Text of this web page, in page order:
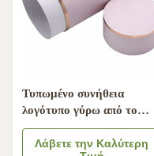
Τυπωμένο συνήθεια
λογότυπο γύρω από το
εμπορευματοκιβώτιο Eco
κυλίνδρων φιλικό για το
Λάβετε την Καλύτερη